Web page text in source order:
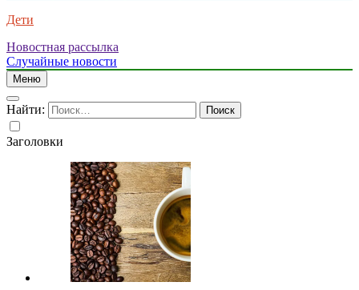
Дети
Новостная рассылка
Случайные новости
Меню
Найти:
Заголовки